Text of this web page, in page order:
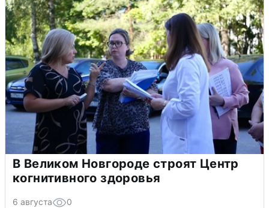
В Великом Новгороде строят Центр
когнитивного здоровья
6 августа 0